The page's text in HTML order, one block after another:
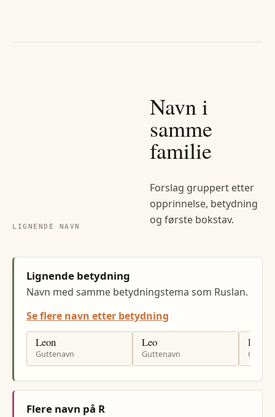
LIGNENDE NAVN
Navn i
samme
familie
Forslag gruppert etter
opprinnelse, betydning
og første bokstav.
Lignende betydning
Navn med samme betydningstema som Ruslan.
Se flere navn etter betydning
Leon
Guttenavn
Leo
Guttenavn
Flere navn på R